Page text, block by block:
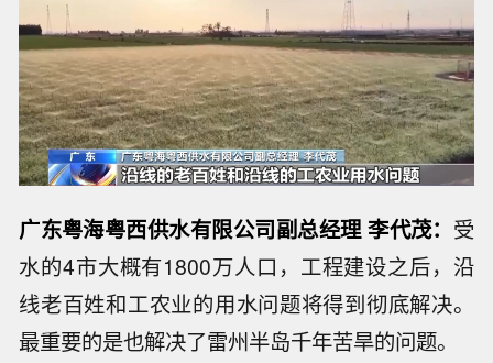
广东粤海粤西供水有限公司副总经理 李代茂： 受
水的4市大概有1800万人口，工程建设之后，沿
线老百姓和工农业的用水问题将得到彻底解决。
最重要的是也解决了雷州半岛千年苦旱的问题。